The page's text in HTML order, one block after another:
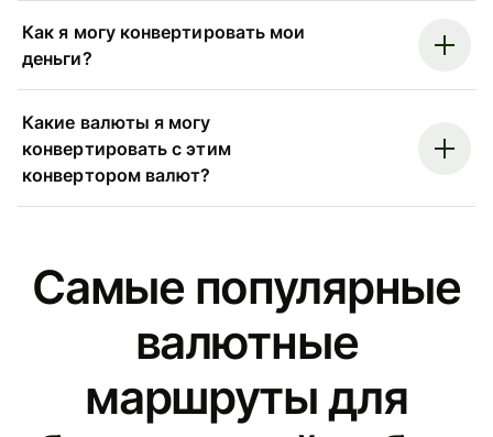
Как я могу конвертировать мои
деньги?
Какие валюты я могу
конвертировать с этим
конвертором валют?
Самые популярные
валютные
маршруты для